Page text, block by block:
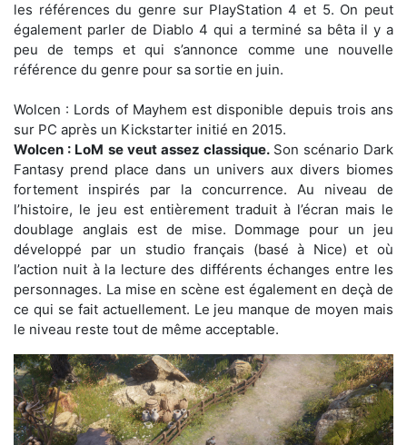
les références du genre sur PlayStation 4 et 5. On peut
également parler de Diablo 4 qui a terminé sa bêta il y a
peu de temps et qui s’annonce comme une nouvelle
référence du genre pour sa sortie en juin.
Wolcen : Lords of Mayhem est disponible depuis trois ans
sur PC après un Kickstarter initié en 2015.
Wolcen : LoM se veut assez classique. Son scénario Dark
Fantasy prend place dans un univers aux divers biomes
fortement inspirés par la concurrence. Au niveau de
l’histoire, le jeu est entièrement traduit à l’écran mais le
doublage anglais est de mise. Dommage pour un jeu
développé par un studio français (basé à Nice) et où
l’action nuit à la lecture des différents échanges entre les
personnages. La mise en scène est également en deçà de
ce qui se fait actuellement. Le jeu manque de moyen mais
le niveau reste tout de même acceptable.